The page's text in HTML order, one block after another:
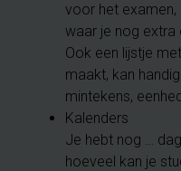
voor het examen,
waar je nog extra
Ook een lijstje
maakt, kan
mintekens,
Kalenders
Je hebt nog …
hoeveel kan je